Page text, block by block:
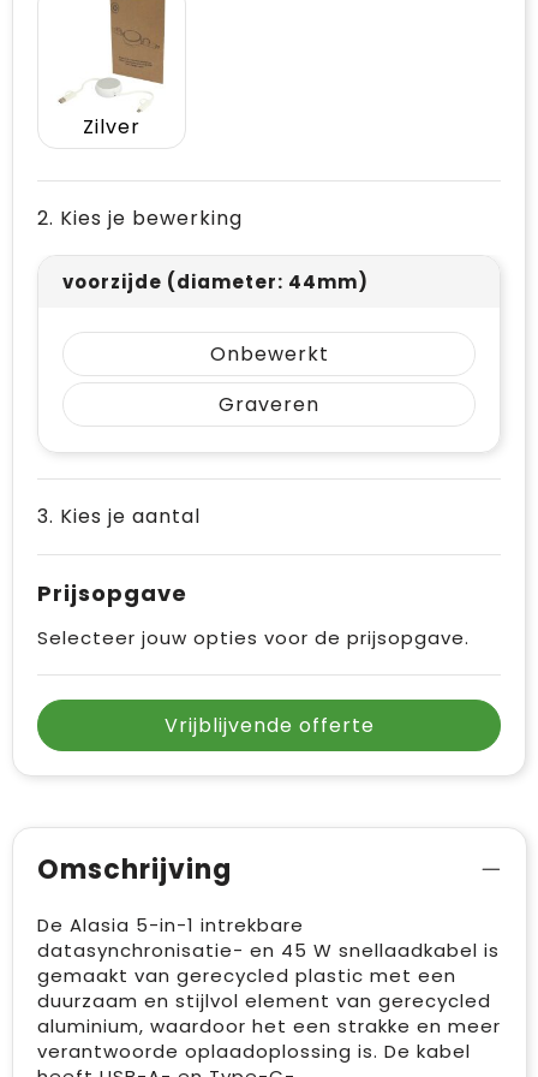
Vrije tijd en Strand
Waterflesjes
Winterse inspiratie
Themapakketten
Draagtassen
Golftassen
Trolleys
Goodiebags
Zilver
2. Kies je bewerking
voorzijde (diameter: 44mm)
Onbewerkt
Graveren
3. Kies je aantal
Prijsopgave
Selecteer jouw opties voor de prijsopgave.
Vrijblijvende offerte
Omschrijving
De Alasia 5-in-1 intrekbare
datasynchronisatie- en 45 W snellaadkabel is
gemaakt van gerecycled plastic met een
duurzaam en stijlvol element van gerecycled
aluminium, waardoor het een strakke en meer
verantwoorde oplaadoplossing is. De kabel